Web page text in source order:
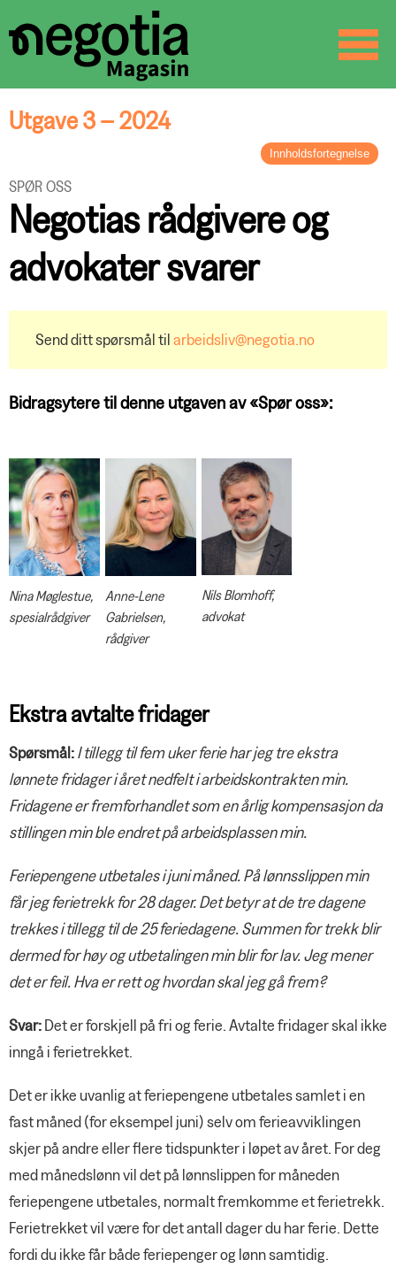
☰
Utgave 3 – 2024
Innholdsfortegnelse
Verdibærerne
BREV FRA FORBUNDSLEDEREN
Kan vi få til mer – sammen med
noen?
KOMPETANSE
NOTABENE
– Opp med lønna og
dårligere på jobb
PENSJON
PROFILEN
Pål takker for seg
FAGAKTUELT
Oppseiing – eg?
PRIVATJUSS
Bruksretter til fast eiendom
NOTABENE
En helg med trygghet – og litt
tillitsvalgte
sammenslåing med Delta
Rapport om natt- og alenearbeid
Riktig navn er Geno!
Blomster til folket
Gjensidige
Nordea
YS Fordel
SPØR OSS
Negotias rådgivere og
advokater svarer
Send ditt spørsmål tilarbeidsliv@negotia.no
Bidragsytere til denne utgaven av «Spør oss»:
Nina Møglestue,
spesialrådgiver
Anne-Lene
Gabrielsen,
rådgiver
Nils Blomhoff,
advokat
Ekstra avtalte fridager
Spørsmål:I tillegg til fem uker ferie har jeg tre ekstra
lønnete fridager i året nedfelt i arbeidskontrakten min.
Fridagene er fremforhandlet som en årlig kompensasjon da
stillingen min ble endret på arbeidsplassen min.
Feriepengene utbetales i juni måned. På lønnsslippen min
får jeg ferietrekk for 28 dager. Det betyr at de tre dagene
trekkes i tillegg til de 25 feriedagene. Summen for trekk blir
dermed for høy og utbetalingen min blir for lav. Jeg mener
det er feil. Hva er rett og hvordan skal jeg gå frem?
Svar:Det er forskjell på fri og ferie. Avtalte fridager skal ikke
inngå i ferietrekket.
Det er ikke uvanlig at feriepengene utbetales samlet i en
fast måned (for eksempel juni) selv om ferieavviklingen
skjer på andre eller flere tidspunkter i løpet av året. For deg
med månedslønn vil det på lønnslippen for måneden
feriepengene utbetales, normalt fremkomme et ferietrekk.
Ferietrekket vil være for det antall dager du har ferie. Dette
fordi du ikke får både feriepenger og lønn samtidig.